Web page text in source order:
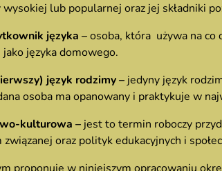
lub popularnej oraz jej składniki
języka –osoba, która używa na co
języka domowego.
język rodzimy – jedyny język
osoba ma opanowany i praktykuje w
kulturowa – jest to termin roboczy
oraz polityk edukacyjnych i